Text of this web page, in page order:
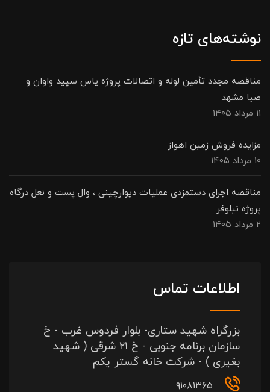
نوشته‌های تازه
مناقصه مجدد تأمین لوله و اتصالات پروژه یاس سپید واوان و
صبا مشهد
۱۱ مرداد ۱۴۰۵
مزایده فروش زمین اهواز
۱۰ مرداد ۱۴۰۵
مناقصه اجرای دستمزدی عملیات دیوارچینی ، وال پست و نعل درگاه
پروژه نیلوفر
۲ مرداد ۱۴۰۵
اطلاعات تماس
بزرگراه شهید ستاری- بلوار فردوس غرب - خ
سازمان برنامه جنوبی - خ ۲۱ شرقی ( شهید
بغیری ) - شرکت خانه گستر یکم
۹۱۰۸۱۳۶۵